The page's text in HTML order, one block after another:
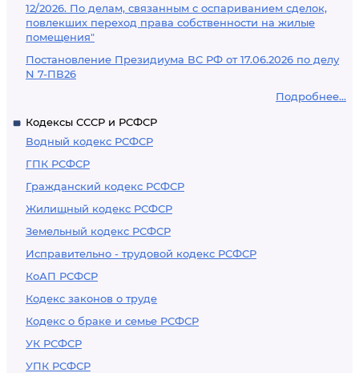
12/2026. По делам, связанным с оспариванием сделок,
повлекших переход права собственности на жилые
помещения"
Постановление Президиума ВС РФ от 17.06.2026 по делу
N 7-ПВ26
Подробнее...
Кодексы СССР и РСФСР
Водный кодекс РСФСР
ГПК РСФСР
Гражданский кодекс РСФСР
Жилищный кодекс РСФСР
Земельный кодекс РСФСР
Исправительно - трудовой кодекс РСФСР
КоАП РСФСР
Кодекс законов о труде
Кодекс о браке и семье РСФСР
УК РСФСР
УПК РСФСР